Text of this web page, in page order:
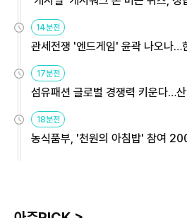
14분전
관세전쟁 '엔드게임' 윤곽 나오나…
용해야
17분전
섬유패션 글로벌 경쟁력 키운다…
원
18분전
농식품부, '천원의 아침밥' 참여